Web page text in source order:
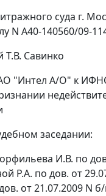
суда г.
N А40-140560/09-
Т.В. Савинко
"Интел А/О" к
заседании:
И.В. по
Р.А. по дов. от
от 21.07.2009 N